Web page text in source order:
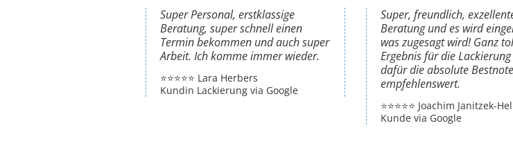
Super Personal, erstklassige
Beratung, super schnell einen
Termin bekommen und auch super
Arbeit. Ich komme immer wieder.
⭐️⭐️⭐️⭐️⭐️ Lara Herbers
Kundin Lackierung via Google
Super, freundlich,
Beratung und es wird
was zugesagt wird! Ganz
Ergebnis für die
dafür die absolute
empfehlenswert.
⭐️⭐️⭐️⭐️⭐️ Joachim Janitzek-
Kunde via Google